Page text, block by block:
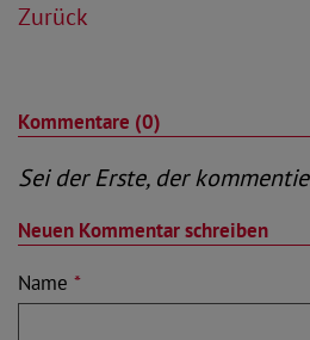
Zurück
Kommentare (0)
Sei der Erste, der
Neuen Kommentar schreiben
Name *